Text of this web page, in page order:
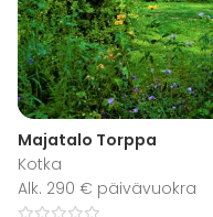
Majatalo Torppa
Kotka
Alk. 290 € päivävuokra